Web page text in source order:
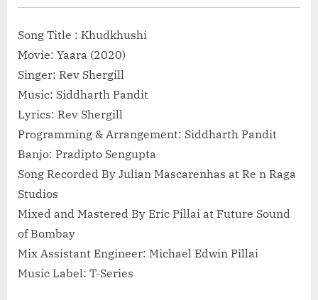
Song Title : Khudkhushi
Movie: Yaara (2020)
Singer: Rev Shergill
Music: Siddharth Pandit
Lyrics: Rev Shergill
Programming & Arrangement: Siddharth Pandit
Banjo: Pradipto Sengupta
Song Recorded By Julian Mascarenhas at Re n Raga
Studios
Mixed and Mastered By Eric Pillai at Future Sound
of Bombay
Mix Assistant Engineer: Michael Edwin Pillai
Music Label: T-Series